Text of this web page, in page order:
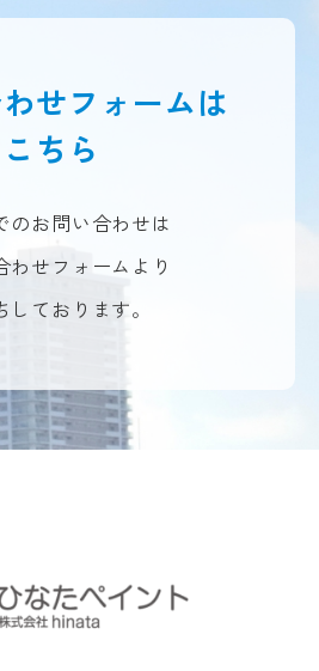
せフォームは
こちら
のお問い合わせは
わせフォームより
しております。